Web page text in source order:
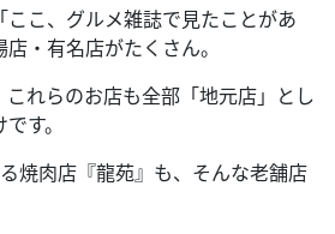
こ、グルメ雑誌で見たことがあ
・有名店がたくさん。
れらのお店も全部「地元店」とし
す。
焼肉店『龍苑』も、そんな老舗店